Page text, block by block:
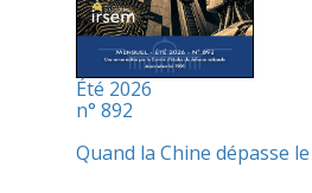
Été 2026
n° 892
Quand la Chine dépasse